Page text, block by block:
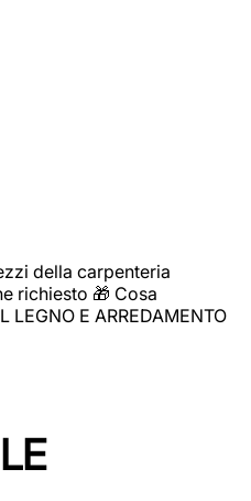
della carpenteria
richiesto 🎁 Cosa
E ARREDAMENTO